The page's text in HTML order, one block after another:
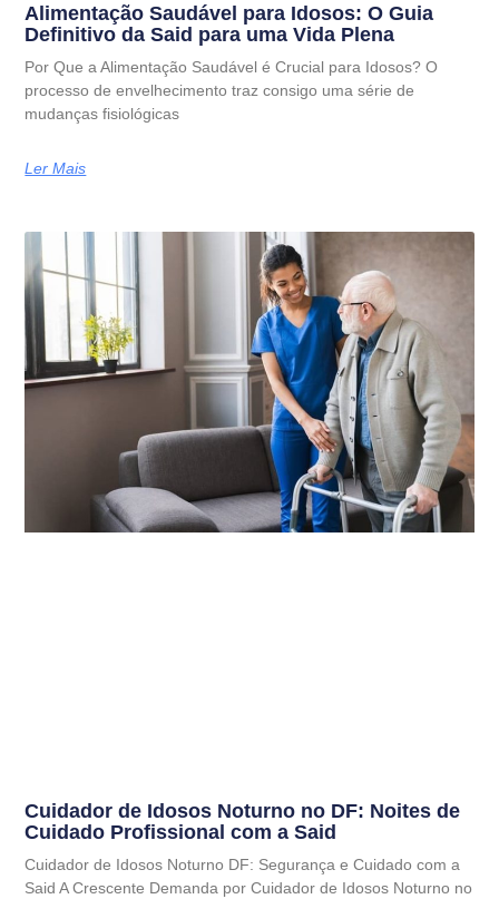
Alimentação Saudável para Idosos: O Guia
Definitivo da Said para uma Vida Plena
Por Que a Alimentação Saudável é Crucial para Idosos? O
processo de envelhecimento traz consigo uma série de
mudanças fisiológicas
Ler Mais
Cuidador de Idosos Noturno no DF: Noites de
Cuidado Profissional com a Said
Cuidador de Idosos Noturno DF: Segurança e Cuidado com a
Said A Crescente Demanda por Cuidador de Idosos Noturno no